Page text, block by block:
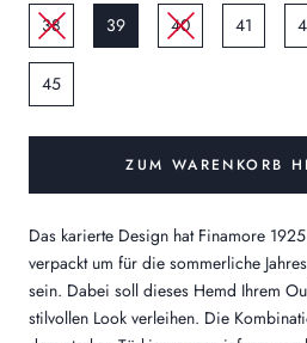
38
39 40 41
45
ZUM WARENKORB
Das karierte Design hat Finamore
verpackt um für die sommerliche
sein. Dabei soll dieses Hemd Ihrem
stilvollen Look verleihen. Die